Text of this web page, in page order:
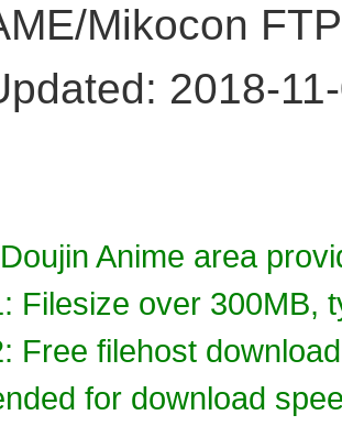
Mikocon
2018-
Anime area
Filesize over 300MB,
Free filehost
for download